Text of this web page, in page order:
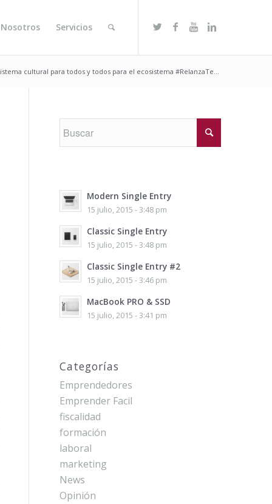
Servicios
cultural para todos y todos para el ecosistema #RelanzaTe...
Modern Single Entry
15 julio, 2015 - 3:48 pm
Classic Single Entry
15 julio, 2015 - 3:48 pm
Classic Single Entry #2
15 julio, 2015 - 3:46 pm
MacBook PRO & SSD
15 julio, 2015 - 3:41 pm
Categorías
Emprendedores
Emprender Facil
fiscalidad
formación
laboral
marketing
News
Opinión